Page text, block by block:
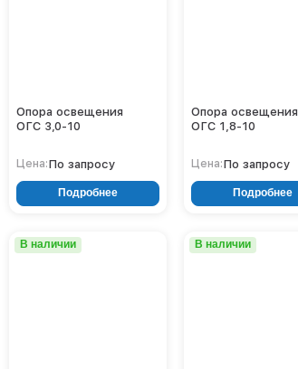
Опора освещения
ОГС 3,0-10
Цена:По запросу
Подробнее
Опора освещения
ОГС 1,8-10
Цена:По запросу
Подробнее
В наличии В наличии